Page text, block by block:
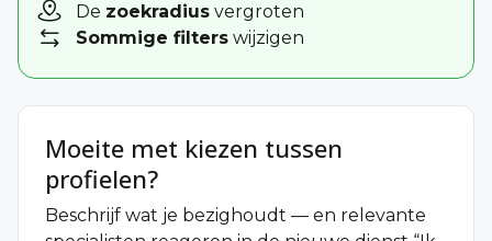
Moeite met kiezen tussen
profielen?
Beschrijf wat je bezighoudt — en relevante
De zoekradius vergroten
Sommige filters wijzigen